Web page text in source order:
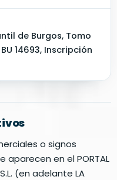
de Burgos, Tomo
14693, Inscripción
o signos
en el PORTAL
(en adelante LA